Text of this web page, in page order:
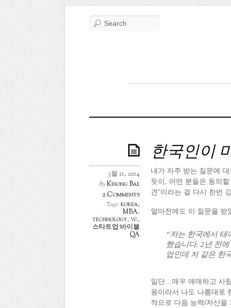
한국인이
3월 11, 2014
ByKihong Bae
2 Comments
Tags:korea,
MBA,
technology, vc,
스타트업 바이블
QA
내가 자주 받는 질문에
듯이, 어떤 분들은 동의
견”이라는 걸 다시 한번
얼마전에도 이 질문을 받
“저는 한국에서 태
했습니다. 2년 전
업인데 저 같은 한
일단…매우 애매하고 사
용이라서 나도 나름대로
적으로 다음 능력/자산을